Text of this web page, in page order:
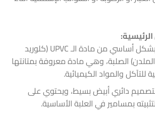
مصنوع بشكل أساسي من مادة الـ UPVC (كلوريد
الملدن) الصلبة، وهي مادة معروفة بمتانتها
للتآكل والمواد الكيميائية.
دائري أبيض بسيط، ويحتوي على
بمسامير في العلبة الأساسية.